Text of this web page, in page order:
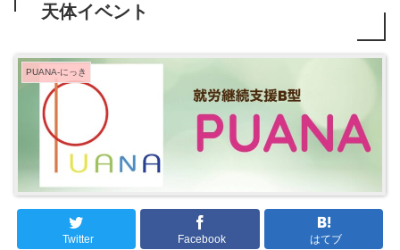
天体イベント
PUANA-にっき
Twitter Facebook はてブ